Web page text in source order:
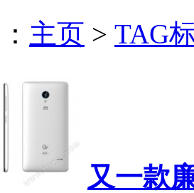
： 主页 > TAG
又一款